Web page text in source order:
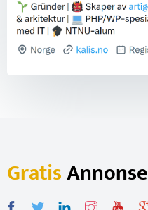
GratisAnnonse